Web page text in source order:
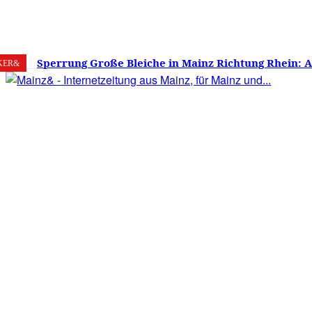
8. August 2026 30.7 Mainz
Sperrung Große Bleiche in Mainz Richtung Rhein:
verwirrt, Mainzer stinksauer – Haben die Mainzer